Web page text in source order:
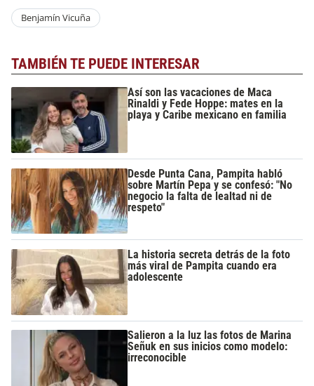
Benjamín Vicuña
TAMBIÉN TE PUEDE INTERESAR
Así son las vacaciones de Maca
Rinaldi y Fede Hoppe: mates en la
playa y Caribe mexicano en familia
Desde Punta Cana, Pampita habló
sobre Martín Pepa y se confesó: "No
negocio la falta de lealtad ni de
respeto"
La historia secreta detrás de la foto
más viral de Pampita cuando era
adolescente
Salieron a la luz las fotos de Marina
Señuk en sus inicios como modelo:
irreconocible